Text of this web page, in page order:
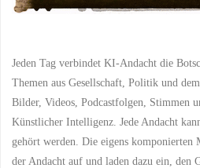
Jeden Tag verbindet KI-Andacht die
Themen aus Gesellschaft, Politik und
Bilder, Videos, Podcastfolgen, Stimmen
Künstlicher Intelligenz. Jede Andacht
gehört werden. Die eigens komponierten
der Andacht auf und laden dazu ein, den